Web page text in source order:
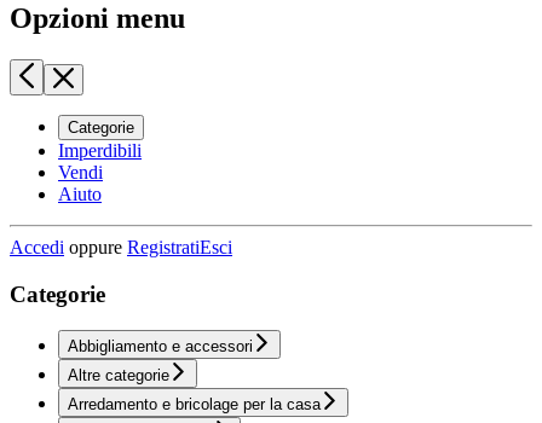
Opzioni menu
Categorie
Imperdibili
Vendi
Aiuto
Accedi oppure RegistratiEsci
Categorie
Abbigliamento e accessori
Altre categorie
Arredamento e bricolage per la casa